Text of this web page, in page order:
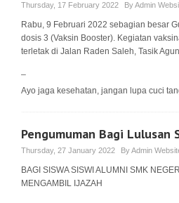
Thursday, 17 February 2022 ByAdmin
Rabu, 9 Februari 2022 sebagian besar
dosis 3 (Vaksin Booster). Kegiatan
terletak di Jalan Raden Saleh, Tasik
Ayo jaga kesehatan, jangan lupa cuci
Pengumuman Bagi Lulusan
Thursday, 27 January 2022 ByAdmin
BAGI SISWA SISWI ALUMNI SMK
MENGAMBIL IJAZAH